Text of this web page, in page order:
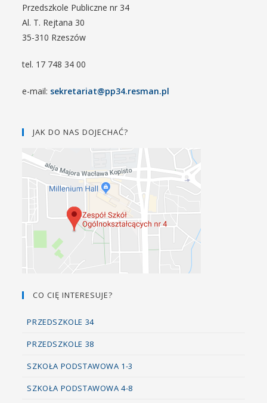
Przedszkole Publiczne nr 34
Al. T. Rejtana 30
35-310 Rzeszów
tel. 17 748 34 00
e-mail: sekretariat@pp34.resman.pl
JAK DO NAS DOJECHAĆ?
CO CIĘ INTERESUJE?
PRZEDSZKOLE 34
PRZEDSZKOLE 38
SZKOŁA PODSTAWOWA 1-3
SZKOŁA PODSTAWOWA 4-8